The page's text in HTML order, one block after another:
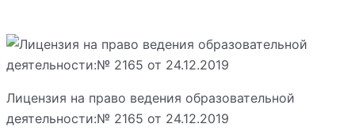
Лицензия на право ведения образовательной
деятельности:№ 2165 от 24.12.2019